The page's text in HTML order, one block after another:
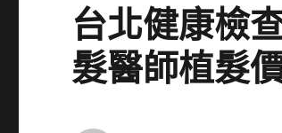
台北健康檢
髮醫師植髮